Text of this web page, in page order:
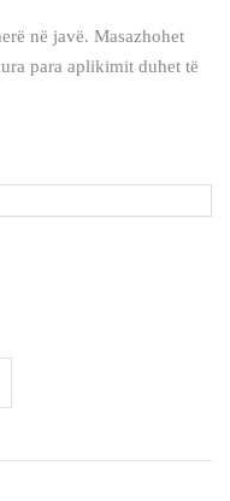
në javë. Masazhohet
para aplikimit duhet të